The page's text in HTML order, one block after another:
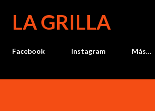
LA GRILLA
Facebook Instagram Más…